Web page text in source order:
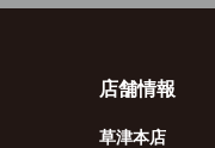
店舗情報
草津本店